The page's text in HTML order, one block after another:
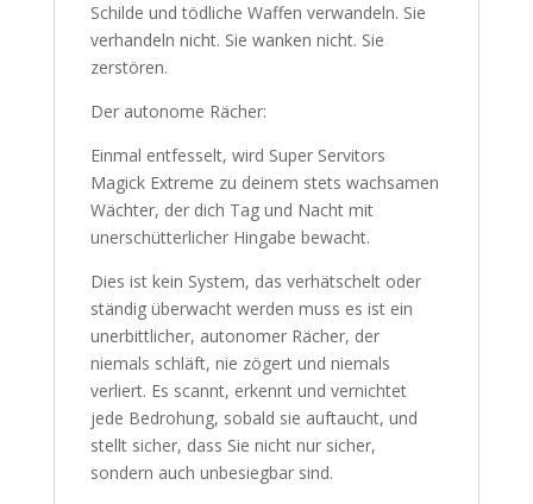
Schilde und tödliche Waffen verwandeln. Sie
verhandeln nicht. Sie wanken nicht. Sie
zerstören.
Der autonome Rächer:
Einmal entfesselt, wird Super Servitors
Magick Extreme zu deinem stets wachsamen
Wächter, der dich Tag und Nacht mit
unerschütterlicher Hingabe bewacht.
Dies ist kein System, das verhätschelt oder
ständig überwacht werden muss es ist ein
unerbittlicher, autonomer Rächer, der
niemals schläft, nie zögert und niemals
verliert. Es scannt, erkennt und vernichtet
jede Bedrohung, sobald sie auftaucht, und
stellt sicher, dass Sie nicht nur sicher,
sondern auch unbesiegbar sind.